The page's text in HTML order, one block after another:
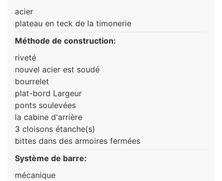
acier
plateau en teck de la timonerie
Méthode de construction:
riveté
nouvel acier est soudé
bourrelet
plat-bord Largeur
ponts soulevées
la cabine d'arrière
3 cloisons étanche(s)
bittes dans des armoires fermées
Système de barre:
mécanique